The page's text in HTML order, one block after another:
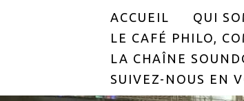
ACCUEIL QUI
LE CAFÉ PHILO,
LA CHAÎNE
SUIVEZ-NOUS EN